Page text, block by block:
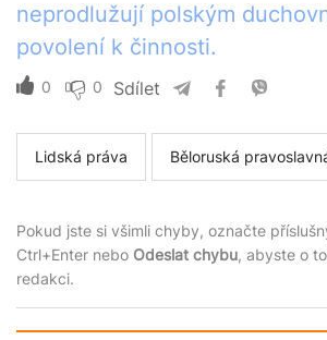
neprodlužují polským
povolení k činnosti.
0 0 Sdílet
Lidská práva Běloruská
Pokud jste si všimli chyby, označte
Ctrl+Enter nebo Odeslat chybu, abyste o
redakci.